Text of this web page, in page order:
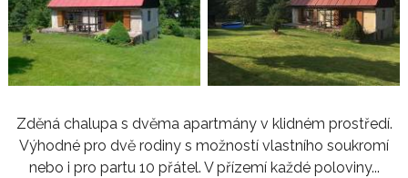
Zděná chalupa s dvěma apartmány v klidném prostředí.
Výhodné pro dvě rodiny s možností vlastního soukromí
nebo i pro partu 10 přátel. V přízemí každé poloviny...